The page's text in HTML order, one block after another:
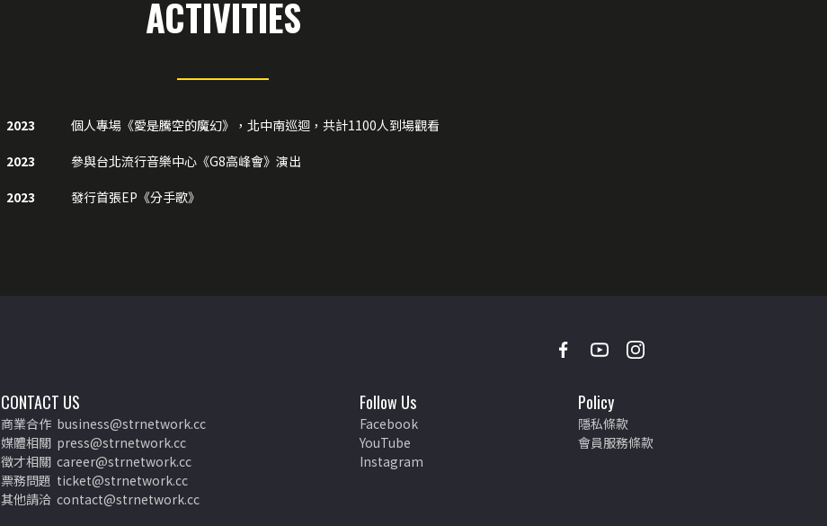
ACTIVITIES
2023
個人專場《愛是騰空的魔幻》，北中南巡迴，共計1100人到場觀看
2023
參與台北流行音樂中心《G8高峰會》演出
2023
發行首張EP《分手歌》
CONTACT US
商業合作business@strnetwork.cc
媒體相關press@strnetwork.cc
徵才相關career@strnetwork.cc
票務問題 ticket@strnetwork.cc
其他請洽contact@strnetwork.cc
Follow Us
Facebook
YouTube
Instagram
Policy
隱私條款
會員服務條款